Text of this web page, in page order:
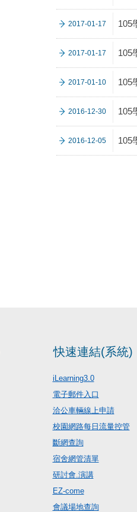
2017-01-17 105
2017-01-17 105
2017-01-10 105
2016-12-30 105
2016-12-05 105
快速連結(系統)
iLearning3.0
電子郵件入口
洽公車輛線上申請
校園網路每日流量控管
斷網查詢
宿舍網管清單
研討會.演講
EZ-come
會議場地查詢